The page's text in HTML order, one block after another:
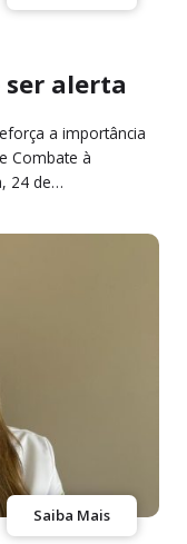
ser alerta
a importância
Combate à
24 de…
Saiba Mais